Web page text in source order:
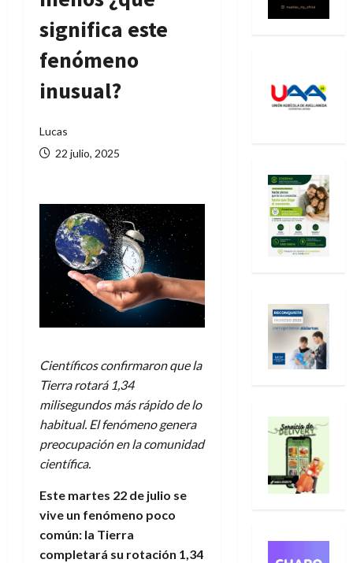
significa este
fenómeno
inusual?
Lucas
22 julio, 2025
Científicos confirmaron que la
Tierra rotará 1,34
milisegundos más rápido de lo
habitual. El fenómeno genera
preocupación en la comunidad
científica.
Este martes 22 de julio se
vive un fenómeno poco
común: la Tierra
completará su rotación 1,34